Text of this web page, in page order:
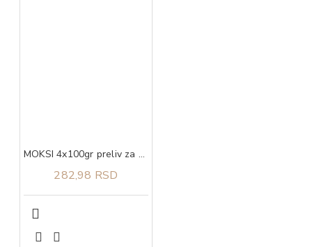
MOKSI 4x100gr preliv za mačke kitten piletina u sosu
282,98 RSD